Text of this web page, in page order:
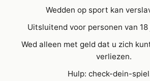
Wedden op sport kan
Uitsluitend voor personen van 18
Wed alleen met geld dat u zich
verliezen.
Hulp: check-dein-